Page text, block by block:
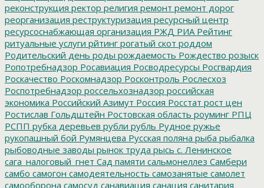
реконструкция ректор религия ремонт ремонт дорог
реорганизация реструктуризация ресурсный центр
ресурсоснабжающая организация РЖД РИА Рейтинг
ритуальные услуги рйтинг рогатый скот роддом
Родительский день роды рождаемость Рождество розыск
Ропотребнадзор Росавиация Росводресурсы Росгвардия
Роскачество Роскомнадзор Росконтроль Рослесхоз
Роспотребнадзор россельхознадзор российская
экономика Российский Азимут Россия Росстат рост цен
Ростислав Гольдштейн Ростовская область роуминг РПЦ
РСПП рубка деревьев рубли рубль Рудное ружье
рукопашный бой Румянцева Русская поляна рыба рыбалка
рыбоводные заводы рынок труда рысь с. Ленинское
сага_налоговый_гнет Сад памяти сальмонеллез Самбери
самбо самогон самодеятельность самозанятые самолет
самооборона самосуд санавиация санация санитария